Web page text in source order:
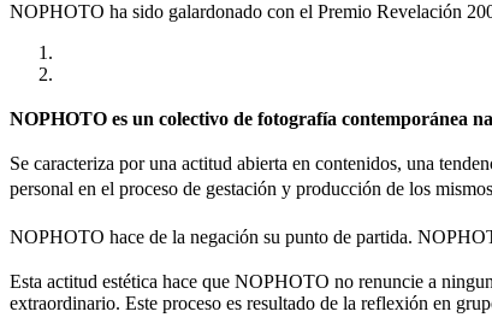
NOPHOTO ha sido galardonado con el Premio Revelación
NOPHOTO es un colectivo de fotografía contemporánea
Se caracteriza por una actitud abierta en contenidos, una
personal en el proceso de gestación y producción de los
NOPHOTO hace de la negación su punto de partida.
Esta actitud estética hace que NOPHOTO no renuncie a
extraordinario. Este proceso es resultado de la reflexión en